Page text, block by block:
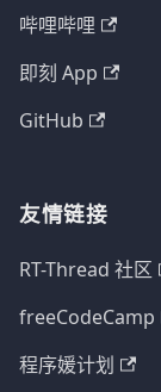
哔哩哔哩
即刻 App
GitHub
友情链接
RT-Thread 社区
freeCodeCamp
程序媛计划